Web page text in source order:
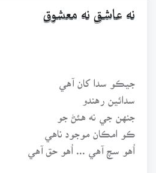
نه عاشق نه معشوق
جيڪو سدا کان آهي
سدائين رهندو
ڪو امڪان موجود ناهي
اُهو سچ آهي ... اُهو حق آهي